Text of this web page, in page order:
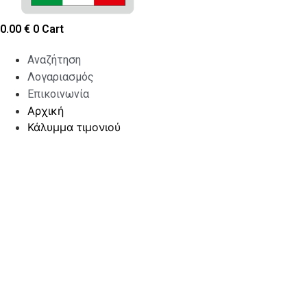
0.00 € 0 Cart
Αναζήτηση
Λογαριασμός
Επικοινωνία
Αρχική
Κάλυμμα τιμονιού